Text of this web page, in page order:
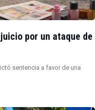
por un ataque de
sentencia a favor de una